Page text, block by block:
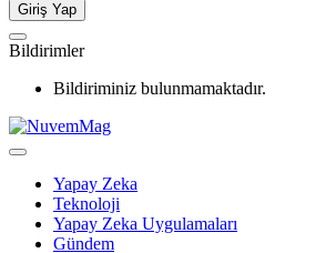
Giriş Yap
Bildirimler
Bildiriminiz bulunmamaktadır.
Yapay Zeka
Teknoloji
Yapay Zeka Uygulamaları
Gündem